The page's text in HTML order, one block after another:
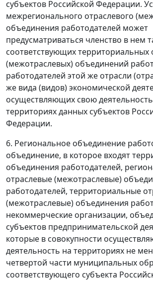
субъектов Российской Федерации.
межрегионального отраслевого
объединения работодателей может
предусматриваться членство в нем
соответствующих территориальных
(межотраслевых) объединений
работодателей этой же отрасли
же вида (видов) экономической
осуществляющих свою
территориях данных субъектов
Федерации.
6. Региональное объединение
объединение, в которое входят
объединения работодателей,
отраслевые (межотраслевые)
работодателей, территориальные
(межотраслевые) объединения
некоммерческие организации,
субъектов предпринимательской
которые в совокупности
деятельность на территориях не
четвертой части муниципальных
соответствующего субъекта